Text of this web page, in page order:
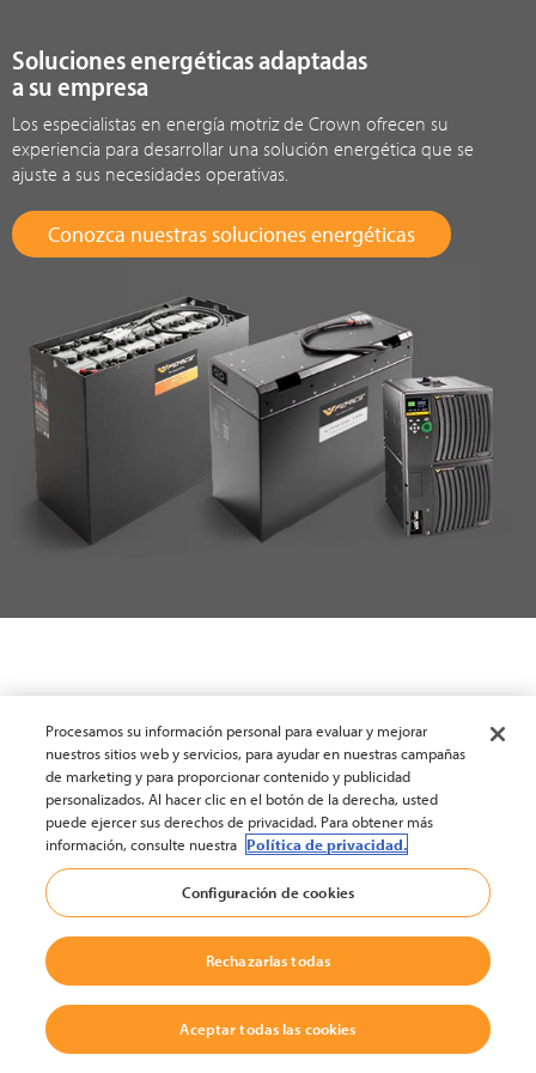
Soluciones energéticas adaptadas
a su empresa
Los especialistas en energía motriz de Crown ofrecen su
experiencia para desarrollar una solución energética que se
ajuste a sus necesidades operativas.
Conozca nuestras soluciones energéticas
Procesamos su información personal para evaluar y mejorar
nuestros sitios web y servicios, para ayudar en nuestras campañas
de marketing y para proporcionar contenido y publicidad
personalizados. Al hacer clic en el botón de la derecha, usted
puede ejercer sus derechos de privacidad. Para obtener más
información, consulte nuestra Política de privacidad.
Configuración de cookies
Rechazarlas todas
Aceptar todas las cookies